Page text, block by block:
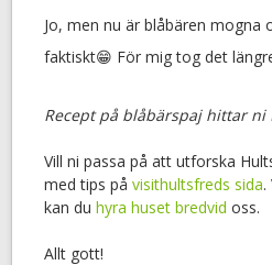
Jo, men nu är blåbären
faktiskt😁 För mig tog det
Recept på blåbärspaj hittar ni
Vill ni passa på att utforska
med tips på visithultsfreds sida.
kan du hyra huset bredvid oss.
Allt gott!